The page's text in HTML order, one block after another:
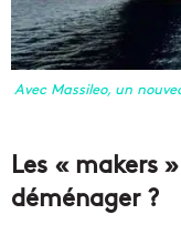
Avec Massileo, un
Les « makers
déménager ?